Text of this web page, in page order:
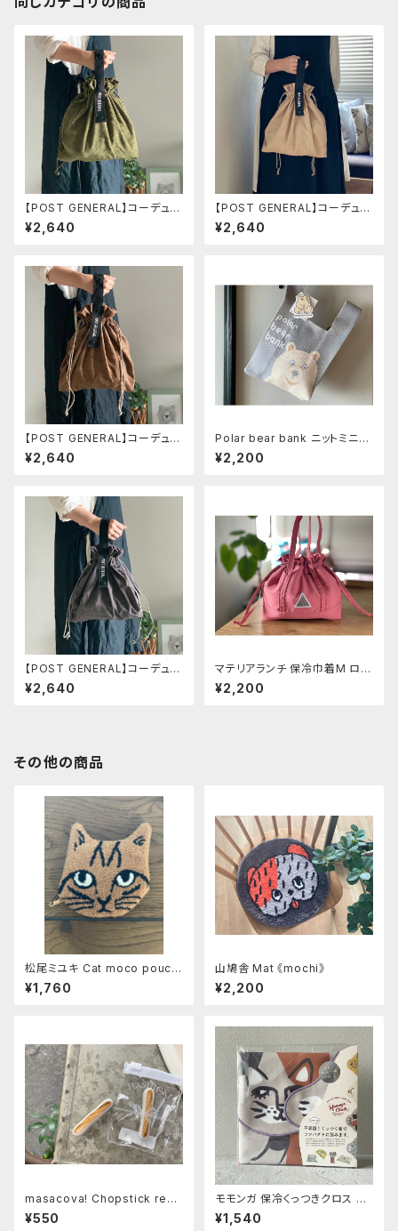
【POST GENERAL】コーデュロ
イバッグ オリーブ
¥2,640
【POST GENERAL】コーデュロ
イバッグ ベージュ
¥2,640
【POST GENERAL】コーデュロ
イバッグ ブラウン
¥2,640
Polar bear bank ニットミニバ
ッグ ベアグレー
¥2,200
【POST GENERAL】コーデュロ
イバッグ グレイ
¥2,640
マテリアランチ 保冷巾着M ロー
ズ
¥2,200
その他の商品
松尾ミユキ Cat moco pouch
《Noisettes》
¥1,760
山鳩舎 Mat 《mochi》
¥2,200
masacova! Chopstick rest
パン
¥550
モモンガ 保冷くっつきクロス ミ
ケ
¥1,540